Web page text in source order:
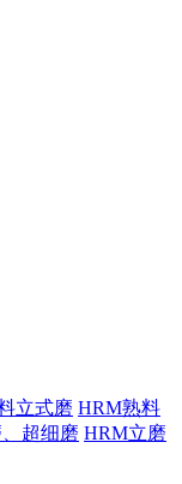
立式磨 HRM熟料
超细磨 HRM立磨